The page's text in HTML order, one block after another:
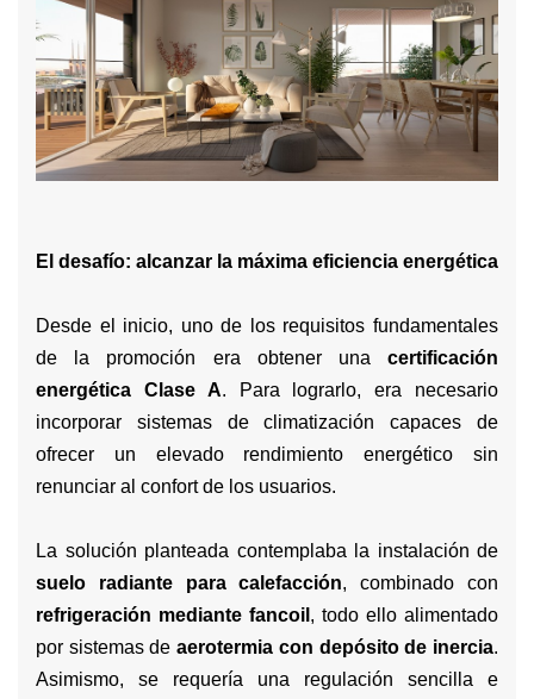
El desafío: alcanzar la máxima eficiencia energética
Desde el inicio, uno de los requisitos fundamentales
de la promoción era obtener una certificación
energética Clase A. Para lograrlo, era necesario
incorporar sistemas de climatización capaces de
ofrecer un elevado rendimiento energético sin
renunciar al confort de los usuarios.
La solución planteada contemplaba la instalación de
suelo radiante para calefacción, combinado con
refrigeración mediante fancoil , todo ello alimentado
por sistemas deaerotermia con depósito de inercia.
Asimismo, se requería una regulación sencilla e